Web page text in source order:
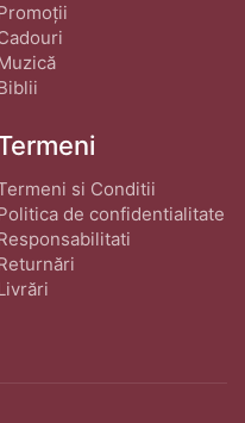
si Conditii
de confidentialitate